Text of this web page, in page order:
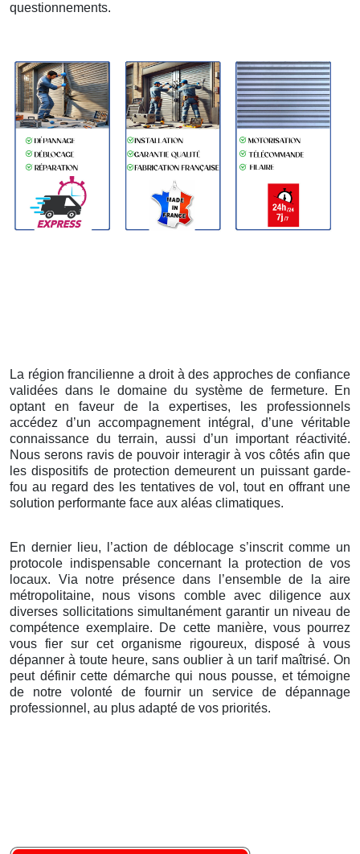
questionnements.
La région francilienne a droit à des approches de confiance
validées dans le domaine du système de fermeture. En
optant en faveur de la expertises, les professionnels
accédez d’un accompagnement intégral, d’une véritable
connaissance du terrain, aussi d’un important réactivité.
Nous serons ravis de pouvoir interagir à vos côtés afin que
les dispositifs de protection demeurent un puissant garde-
fou au regard des les tentatives de vol, tout en offrant une
solution performante face aux aléas climatiques.
En dernier lieu, l’action de déblocage s’inscrit comme un
protocole indispensable concernant la protection de vos
locaux. Via notre présence dans l’ensemble de la aire
métropolitaine, nous visons comble avec diligence aux
diverses sollicitations simultanément garantir un niveau de
compétence exemplaire. De cette manière, vous pourrez
vous fier sur cet organisme rigoureux, disposé à vous
dépanner à toute heure, sans oublier à un tarif maîtrisé. On
peut définir cette démarche qui nous pousse, et témoigne
de notre volonté de fournir un service de dépannage
professionnel, au plus adapté de vos priorités.